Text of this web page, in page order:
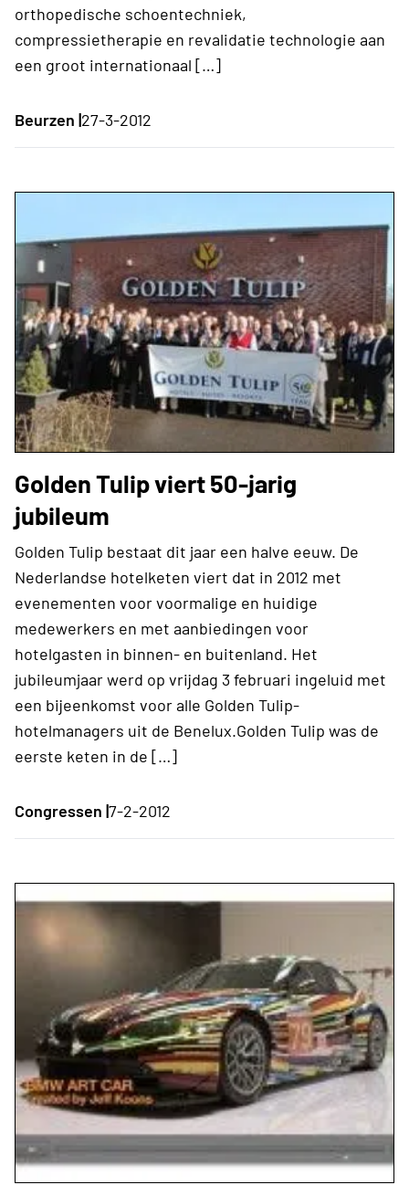
orthopedische schoentechniek,
compressietherapie en revalidatie technologie aan
een groot internationaal […]
Beurzen |27-3-2012
Golden Tulip viert 50-jarig
jubileum
Golden Tulip bestaat dit jaar een halve eeuw. De
Nederlandse hotelketen viert dat in 2012 met
evenementen voor voormalige en huidige
medewerkers en met aanbiedingen voor
hotelgasten in binnen- en buitenland. Het
jubileumjaar werd op vrijdag 3 februari ingeluid met
een bijeenkomst voor alle Golden Tulip-
hotelmanagers uit de Benelux.Golden Tulip was de
eerste keten in de […]
Congressen |7-2-2012